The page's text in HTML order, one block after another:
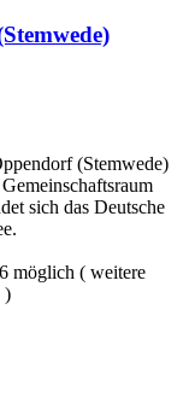
(Stemwede)
sich das Deutsche
möglich ( weitere
)